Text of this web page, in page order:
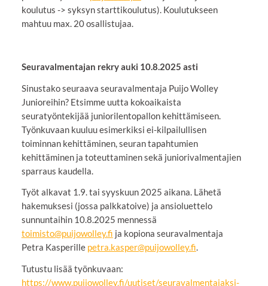
koulutus -> syksyn starttikoulutus). Koulutukseen
mahtuu max. 20 osallistujaa.
Seuravalmentajan rekry auki 10.8.2025 asti
Sinustako seuraava seuravalmentaja Puijo Wolley
Junioreihin? Etsimme uutta kokoaikaista
seuratyöntekijää juniorilentopallon kehittämiseen.
Työnkuvaan kuuluu esimerkiksi ei-kilpailullisen
toiminnan kehittäminen, seuran tapahtumien
kehittäminen ja toteuttaminen sekä juniorivalmentajien
sparraus kaudella.
Työt alkavat 1.9. tai syyskuun 2025 aikana. Lähetä
hakemuksesi (jossa palkkatoive) ja ansioluettelo
sunnuntaihin 10.8.2025 mennessä
toimisto@puijowolley.fi ja kopiona seuravalmentaja
Petra Kasperille petra.kasper@puijowolley.fi.
Tutustu lisää työnkuvaan:
https://www.puijowolley.fi/uutiset/seuravalmentajaksi-